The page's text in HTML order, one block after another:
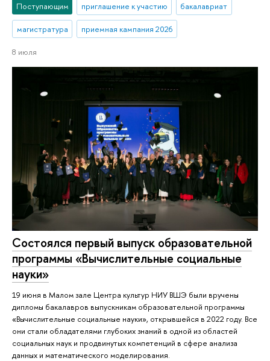
Поступающим приглашение к участию бакалавриат
магистратура приемная кампания 2026
8 июля
Состоялся первый выпуск образовательной
программы «Вычислительные социальные
науки»
19 июня в Малом зале Центра культур НИУ ВШЭ были вручены
дипломы бакалавров выпускникам образовательной программы
«Вычислительные социальные науки», открывшейся в 2022 году. Все
они стали обладателями глубоких знаний в одной из областей
социальных наук и продвинутых компетенций в сфере анализа
данных и математического моделирования.